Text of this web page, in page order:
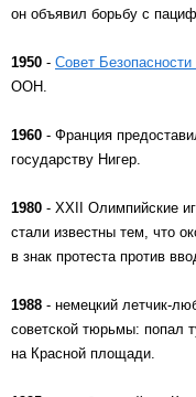
он объявил борьбу с
1950 - Совет
ООН.
1960 - Франция
государству Нигер.
1980 - XXII Олимпийские
стали известны тем, что
в знак протеста против
1988 - немецкий летчик-
советской тюрьмы: попал
на Красной площади.